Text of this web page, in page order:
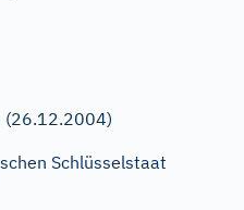
(26.12.2004)
Schlüsselstaat